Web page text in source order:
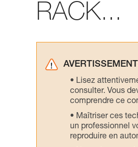
RACK...
Lisez
consulter. Vous
comprendre ce
Maîtriser ces
un professionnel
reproduire en